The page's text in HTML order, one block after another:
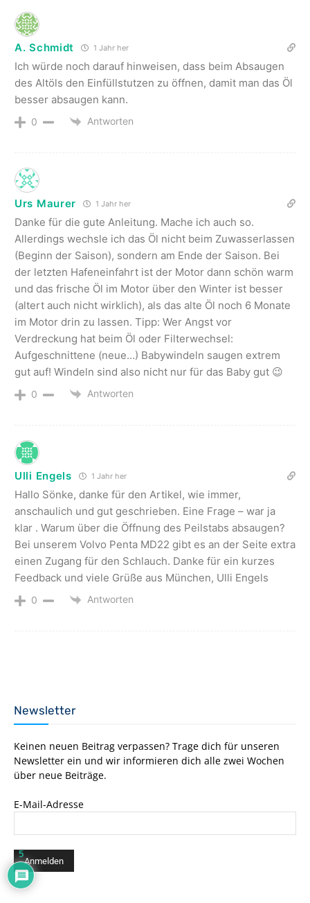
A. Schmidt 1 Jahr her
Ich würde noch darauf hinweisen, dass beim Absaugen
des Altöls den Einfüllstutzen zu öffnen, damit man das Öl
besser absaugen kann.
0 Antworten
Urs Maurer 1 Jahr her
Danke für die gute Anleitung. Mache ich auch so.
Allerdings wechsle ich das Öl nicht beim Zuwasserlassen
(Beginn der Saison), sondern am Ende der Saison. Bei
der letzten Hafeneinfahrt ist der Motor dann schön warm
und das frische Öl im Motor über den Winter ist besser
(altert auch nicht wirklich), als das alte Öl noch 6 Monate
im Motor drin zu lassen. Tipp: Wer Angst vor
Verdreckung hat beim Öl oder Filterwechsel:
Aufgeschnittene (neue…) Babywindeln saugen extrem
gut auf! Windeln sind also nicht nur für das Baby gut 😉
0 Antworten
Ulli Engels 1 Jahr her
Hallo Sönke, danke für den Artikel, wie immer,
anschaulich und gut geschrieben. Eine Frage – war ja
klar . Warum über die Öffnung des Peilstabs absaugen?
Bei unserem Volvo Penta MD22 gibt es an der Seite extra
einen Zugang für den Schlauch. Danke für ein kurzes
Feedback und viele Grüße aus München, Ulli Engels
0 Antworten
Newsletter
Keinen neuen Beitrag verpassen? Trage dich für unseren
Newsletter ein und wir informieren dich alle zwei Wochen
über neue Beiträge.
E-Mail-Adresse
5